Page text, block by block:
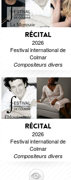
RÉCITAL
2026
Festival international de
Colmar
Compositeurs divers
RÉCITAL
2026
Festival international de
Colmar
Compositeurs divers